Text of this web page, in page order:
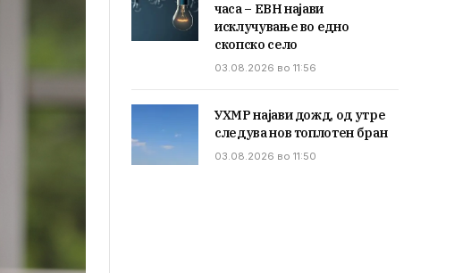
часа – ЕВН најави
исклучување во едно
скопско село
03.08.2026 во 11:56
УХМР најави дожд, од утре
следува нов топлотен бран
03.08.2026 во 11:50